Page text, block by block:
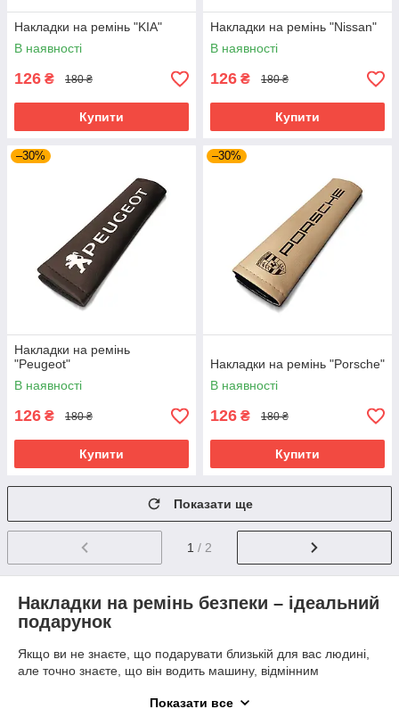
Накладки на ремінь "KIA"
В наявності
126 ₴ 180 ₴
Купити
Накладки на ремінь "Nissan"
В наявності
126 ₴ 180 ₴
Купити
–30%
Накладки на ремінь
"Peugeot"
В наявності
126 ₴ 180 ₴
Купити
–30%
Накладки на ремінь "Porsche"
В наявності
126 ₴ 180 ₴
Купити
Показати ще
1 / 2
Накладки на ремінь безпеки – ідеальний
подарунок
Якщо ви не знаєте, що подарувати близькій для вас людині,
але точно знаєте, що він водить машину, відмінним
Вироби подібного плану напевно порадують будь-якої
Показати все